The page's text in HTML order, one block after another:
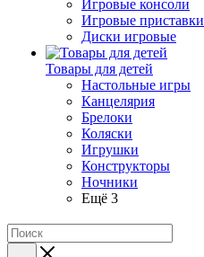
Игровые консоли
Игровые приставки
Диски игровые
Товары для детей
Настольные игры
Канцелярия
Брелоки
Коляски
Игрушки
Конструкторы
Ночники
Ещё 3